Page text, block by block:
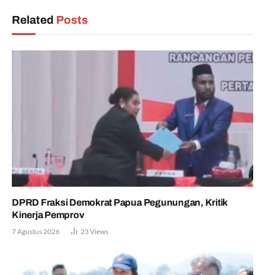
Related Posts
DPRD Fraksi Demokrat Papua Pegunungan, Kritik
Kinerja Pemprov
7 Agustus 2026 23Views